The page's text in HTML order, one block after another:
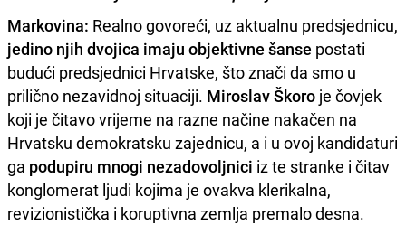
Markovina: Realno govoreći, uz aktualnu predsjednicu,
jedino njih dvojica imaju objektivne šanse postati
budući predsjednici Hrvatske, što znači da smo u
prilično nezavidnoj situaciji. Miroslav Škoro je čovjek
koji je čitavo vrijeme na razne načine nakačen na
Hrvatsku demokratsku zajednicu, a i u ovoj kandidaturi
ga podupiru mnogi nezadovoljnici iz te stranke i čitav
konglomerat ljudi kojima je ovakva klerikalna,
revizionistička i koruptivna zemlja premalo desna.